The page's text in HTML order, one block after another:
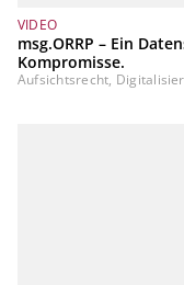
VIDEO
msg.ORRP – Ein
Kompromisse.
Aufsichtsrecht,